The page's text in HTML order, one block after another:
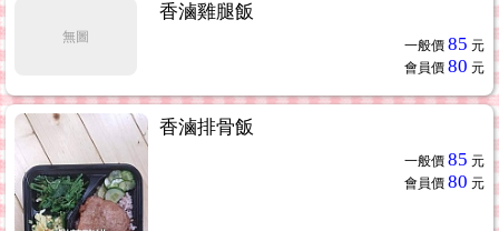
無圖
香滷雞腿飯
一般價 85 元
會員價 80 元
香滷排骨飯
一般價 85 元
會員價 80 元